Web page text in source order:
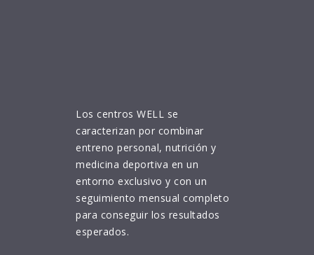
Los centros WELL se
caracterizan por combinar
entreno personal, nutrición y
medicina deportiva en un
entorno exclusivo y con un
seguimiento mensual completo
para conseguir los resultados
esperados.